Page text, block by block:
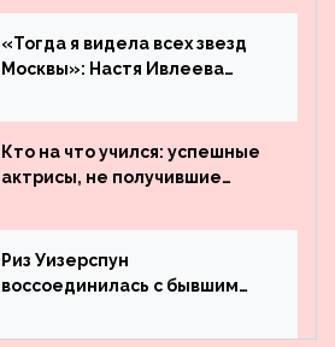
«Тогда я видела всех звезд
Москвы»: Настя Ивлеева
популярности и выложила
архивные фото
Кто на что учился: успешные
актрисы, не получившие
Риз Уизерспун
воссоединилась с бывшим